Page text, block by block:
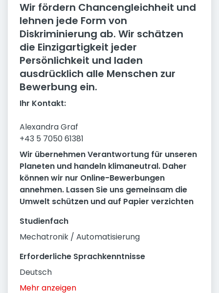
Wir fördern Chancengleichheit und
lehnen jede Form von
Diskriminierung ab. Wir schätzen
die Einzigartigkeit jeder
Persönlichkeit und laden
ausdrücklich alle Menschen zur
Bewerbung ein.
Ihr Kontakt:
Alexandra Graf
+43 5 7050 61381
Wir übernehmen Verantwortung für unseren
Planeten und handeln klimaneutral. Daher
können wir nur Online-Bewerbungen
annehmen. Lassen Sie uns gemeinsam die
Umwelt schützen und auf Papier verzichten
Studienfach
Mechatronik / Automatisierung
Erforderliche Sprachkenntnisse
Deutsch
Mehr anzeigen